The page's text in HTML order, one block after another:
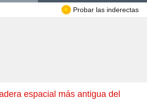
Probar las inderectas